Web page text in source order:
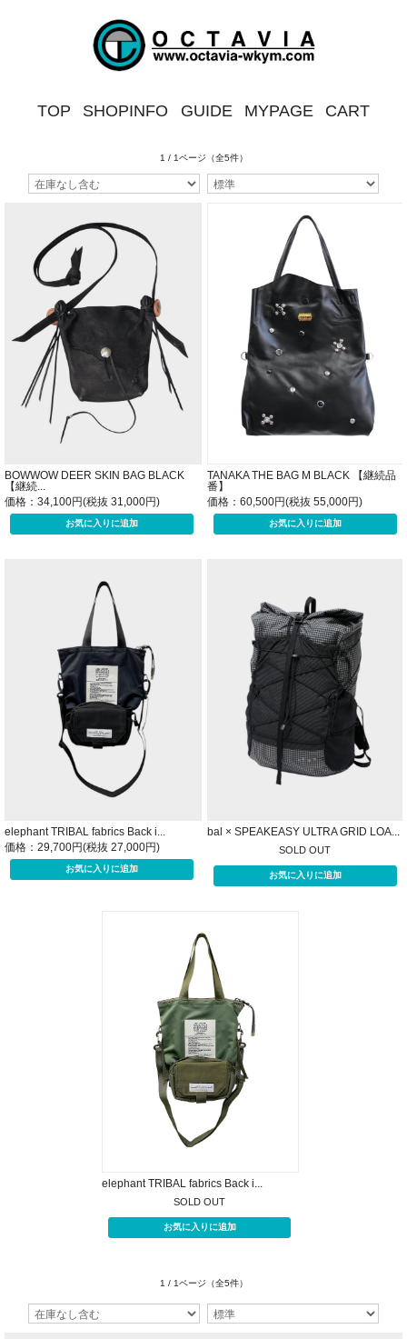
TOP SHOPINFO GUIDE MYPAGE CART
1 / 1ページ （全5件）
BOWWOW DEER SKIN BAG BLACK
【継続...
価格：34,100円(税抜 31,000円)
TANAKA THE BAG M BLACK 【継続品
番】
価格：60,500円(税抜 55,000円)
elephant TRIBAL fabrics Back i...
価格：29,700円(税抜 27,000円)
bal × SPEAKEASY ULTRA GRID LOA...
SOLD OUT
elephant TRIBAL fabrics Back i...
SOLD OUT
1 / 1ページ （全5件）